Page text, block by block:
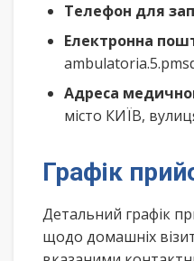
Телефон для
Електронна
Адреса
місто КИЇВ,
Графік
Детальний графік
щодо домашніх